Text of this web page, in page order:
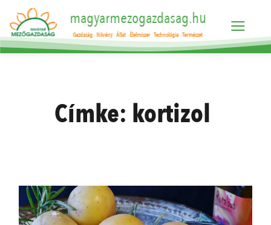
magyarmezogazdasag.hu
Gazdaság Növény Állat Élelmiszer Technológia Természet
Címke: kortizol